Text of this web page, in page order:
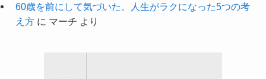
60歳を前にして気づいた。人生がラクになった5つの考
え方に マーチ より